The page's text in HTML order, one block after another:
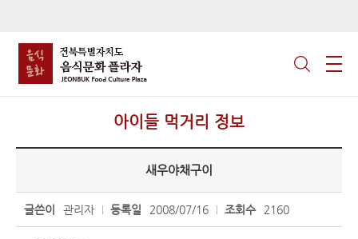
아이들 먹거리 정보
새우야채구이
글쓴이 관리자 등록일 2008/07/16 조회수 2160